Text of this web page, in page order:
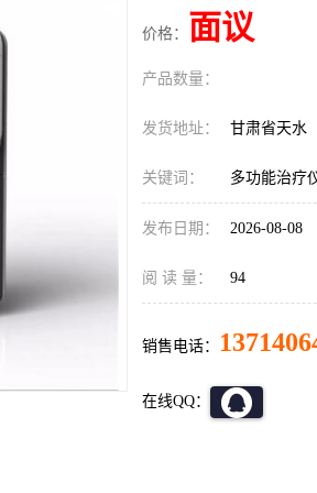
价格： 面议
产品数量：
发货地址： 甘肃省天水
关键词： 多功能治疗
发布日期： 2026-08-08
阅 读 量： 94
销售电话：
在线QQ：